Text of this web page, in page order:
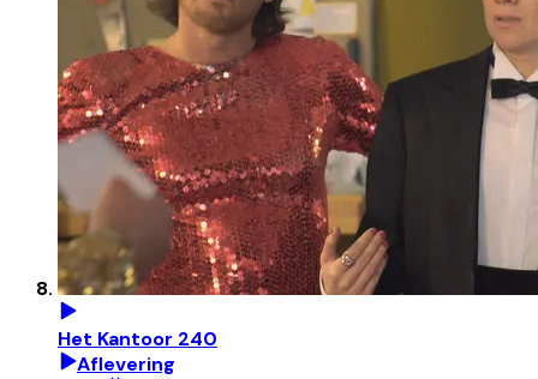
Het Kantoor 240
Aflevering